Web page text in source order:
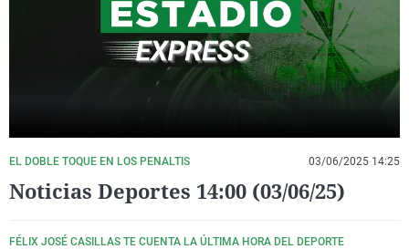
La rosa de los vientos
Gente viajera
Como el perro y el
Caso
Retornados
Equipo de
Extremadura
Galicia
La Rioja
País Vasco
Virales
Televisión
Elecciones
EL DOBLE TOQUE EN LOS PENALTIS 03/06/2025 14:25
Noticias Deportes 14:00 (03/06/25)
FÉLIX JOSÉ CASILLAS TE CUENTA LA ÚLTIMA HORA DEL DEPORTE